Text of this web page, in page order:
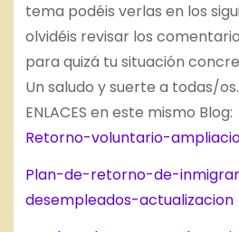
tema podéis verlas en los
olvidéis revisar los
para quizá tu situación
Un saludo y suerte a todas/os.
ENLACES en este mismo Blog:
Retorno-voluntario-
Plan-de-retorno-de-
desempleados-actualizacion